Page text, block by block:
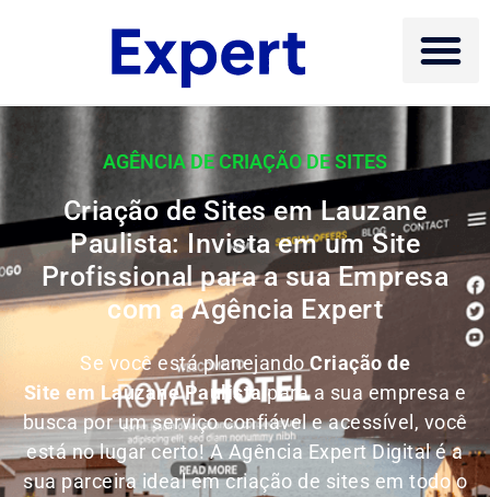
AGÊNCIA DE CRIAÇÃO DE SITES
Criação de Sites em Lauzane
Paulista: Invista em um Site
Profissional para a sua Empresa
com a Agência Expert
Se você está planejandoCriação de
Site em Lauzane Paulista para a sua empresa e
busca por um serviço confiável e acessível, você
está no lugar certo! A Agência Expert Digital é a
sua parceira ideal em criação de sites em todo o